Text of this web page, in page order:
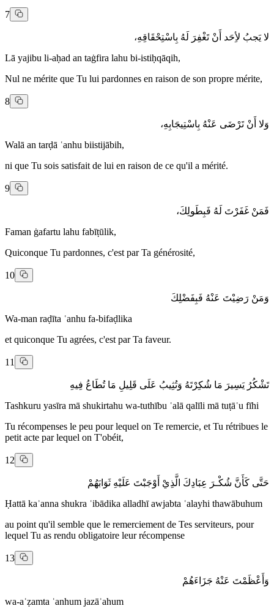
7
لا يَجبُ لأِحَد أَنْ تَغْفِرَ لَهُ بِاسْتِحْقَاقِهِ،
Lā yajibu li-aḥad an taġfira lahu bi-istiḥqāqih,
Nul ne mérite que Tu lui pardonnes en raison de son propre mérite,
8
وَلا أَنْ تَرْضَى عَنْهُ بِاسْتِيجَابِهِ،
Walā an tarḍā ʿanhu biistijābih,
ni que Tu sois satisfait de lui en raison de ce qu'il a mérité.
9
فَمَنْ غَفَرْتَ لَهُ فَبِطَولِكَ،
Faman ġafartu lahu fabīṭūlik,
Quiconque Tu pardonnes, c'est par Ta générosité,
10
وَمَنْ رَضِيْتَ عَنْهُ فَبِفَضْلِكَ
Wa-man raḍīta ʿanhu fa-bifaḍlika
et quiconque Tu agrées, c'est par Ta faveur.
11
تَشْكُرُ يَسِيرَ مَا شُكِرْتَهُ وَتُثِيبُ عَلَى قَلِيلِ مَا تُطَاعُ فِيهِ
Tashkuru yasīra mā shukirtahu wa-tuthību ʿalā qalīli mā tuṭāʿu fīhi
Tu récompenses le peu pour lequel on Te remercie, et Tu rétribues le
petit acte par lequel on T'obéit,
12
حَتَّى كَأَنَّ شُكْـرَ عِبَادِكَ الَّذِيْ أَوْجَبْتَ عَلَيْهِ ثَوَابَهُمْ
Ḥattā kaʾanna shukra ʿibādika alladhī awjabta ʿalayhi thawābuhum
au point qu'il semble que le remerciement de Tes serviteurs, pour
lequel Tu as rendu obligatoire leur récompense
13
وَأَعْظَمْتَ عَنْهُ جَزَاءَهُمْ
wa-aʿẓamta ʿanhum jazāʾahum